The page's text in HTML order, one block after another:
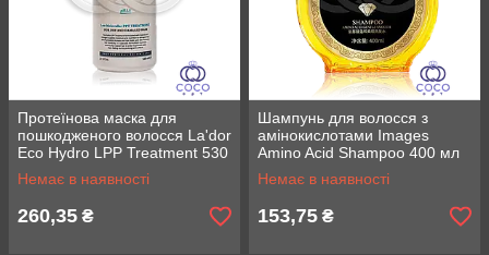
Протеїнова маска для
пошкодженого волосся La'dor
Eco Hydro LPP Treatment 530
ml
Немає в наявності
260,35 ₴
Шампунь для волосся з
амінокислотами Images
Amino Acid Shampoo 400 мл
Немає в наявності
153,75 ₴